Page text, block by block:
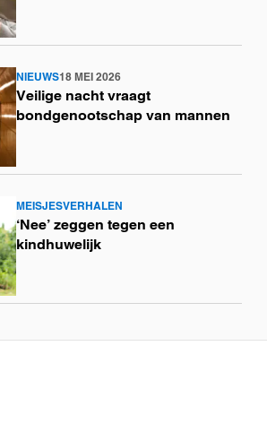
NIEUWS18 MEI 2026
Veilige nacht vraagt
bondgenootschap van mannen
MEISJESVERHALEN
‘Nee’ zeggen tegen een
kindhuwelijk